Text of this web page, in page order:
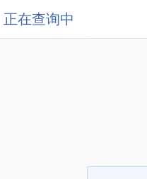
正在查询中